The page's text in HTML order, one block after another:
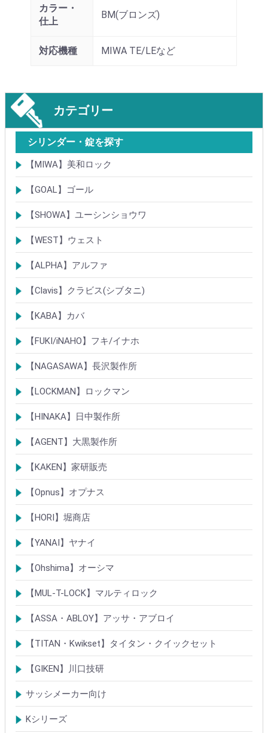
カラー・
仕上
BM(ブロンズ)
対応機種 MIWA TE/LEなど
カテゴリー
シリンダー・錠を探す
【MIWA】美和ロック
シリンダー
レバーハンドル錠
ケースロック
モノロック
本締錠
引戸錠
引違戸錠
ガラス扉錠
補助錠
グレモン錠
自動施錠錠
面付錠
内部錠
プッシュプル錠
キーレス錠
インダストリアルロック・カムロック
ポスト錠
ハンドル
サムターン
フロントプレート
ストライク
樹脂カバー・非常カバー
交換・補修錠前
交換・補修部材
M品番特殊錠(Kシリーズ)
その他
【GOAL】ゴール
シリンダー
錠
錠前部品
その他
【SHOWA】ユーシンショウワ
シリンダー
錠
その他
【WEST】ウェスト
シリンダー
錠
その他
【ALPHA】アルファ
シリンダー
錠
南京錠
【Clavis】クラビス(シブタニ)
シリンダー
錠
【KABA】カバ
シリンダー
錠・ロック製品
【FUKI/iNAHO】フキ/イナホ
TIERKEYシリンダー
ロック製品
【NAGASAWA】長沢製作所
シリンダー
古代・古代ネオ装飾錠
KEYLEX/キーレックス
レバーハンドルシリーズ
【LOCKMAN】ロックマン
メガクロスSPシリンダー
デジタルロック
【HINAKA】日中製作所
SEPA/HDSシリンダー
SEPA・AGE・GIAロック製品
【AGENT】大黒製作所
LSシリンダー
錠・ロック製品
【KAKEN】家研販売
ベルウェーブキー
ロック製品
【Opnus】オプナス
シリンダー
ロック製品
【HORI】堀商店
シリンダー
錠・ロック製品
【YANAI】ヤナイ
Rシリーズシリンダー
ロック製品
【Ohshima】オーシマ
シリンダー
錠・ロック製品
【MUL-T-LOCK】マルティロック
シリンダー
南京錠
【ASSA・ABLOY】アッサ・アブロイ
シリンダー
ロック製品
【TITAN・Kwikset】タイタン・クイックセット
シリンダー
錠
【GIKEN】川口技研
鍵ケース/ラッチング
室内錠シリーズ
サッシメーカー向け
TOSTEMトステム(LIXILリクシル)
新日軽
三協(立山)アルミ
YKK
ミサワホーム
セキスイ
YAMAHA
ダイワハウス
松下電工・ナショナル住宅
不二サッシ
その他
Kシリーズ